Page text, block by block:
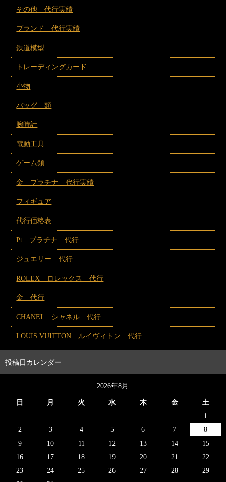
その他 代行実績
ブランド 代行実績
鉄道模型
トレーディングカード
小物
バッグ 類
腕時計
電動工具
ゲーム類
金 プラチナ 代行実績
フィギュア
代行価格表
Pt プラチナ 代行
ジュエリー 代行
ROLEX ロレックス 代行
金 代行
CHANEL シャネル 代行
LOUIS VUITTON ルイヴィトン 代行
投稿日カレンダー
2026年8月
日 月 火 水 木 金
土
1
2
3 4 5 6 7
8
9
10 11 12 13 14
15
16
17 18 19 20 21
22
23
24 25 26 27 28
29